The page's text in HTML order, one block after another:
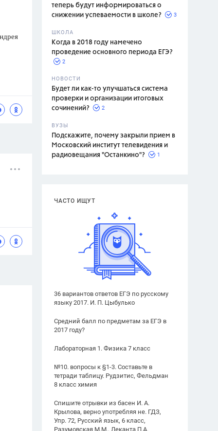
теперь будут информироваться о
снижении успеваемости в школе?
3
ШКОЛА
Когда в 2018 году намечено
проведение основного периода ЕГЭ?
2
НОВОСТИ
Будет ли как-то улучшаться система
проверки и организации итоговых
сочинений?
2
ВУЗЫ
Подскажите, почему закрыли прием в
Московский институт телевидения и
радиовещания "Останкино"?
1
ЧАСТО ИЩУТ
36 вариантов ответов ЕГЭ по русскому
языку 2017. И. П. Цыбулько
Средний балл по предметам за ЕГЭ в
2017 году?
Лабораторная 1. Физика 7 класс
№10. вопросы к §1-3. Составьте в
тетради таблицу. Рудзитис, Фельдман
8 класс химия
Спишите отрывки из басен И. А.
Крылова, верно употребляя не. ГДЗ,
Упр. 72, Русский язык, 6 класс,
Разумовская М.М., Леканта П.А.